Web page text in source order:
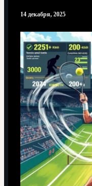
14 декабря, 2025